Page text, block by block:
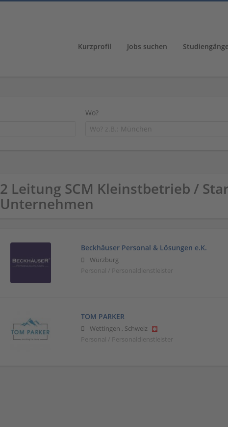
Kurzprofil Jobs suchen
Wo?
2 Leitung SCM Kleinstbetrieb /
Unternehmen
Beckhäuser Personal & Lösungen e.K.
Würzburg
Personal / Personaldienstleister
TOM PARKER
Wettingen , Schweiz
Personal / Personaldienstleister